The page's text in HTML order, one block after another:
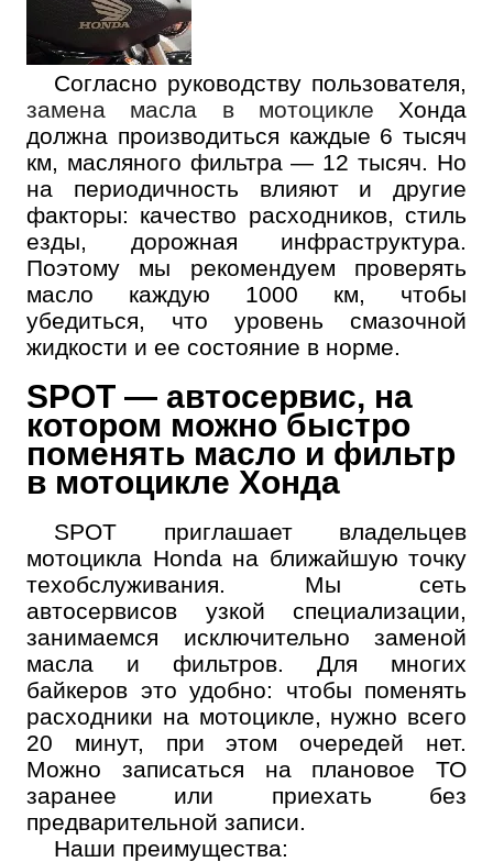
Согласно руководству пользователя,
замена масла в мотоцикле Хонда
должна производиться каждые 6 тысяч
км, масляного фильтра — 12 тысяч. Но
на периодичность влияют и другие
факторы: качество расходников, стиль
езды, дорожная инфраструктура.
Поэтому мы рекомендуем проверять
масло каждую 1000 км, чтобы
убедиться, что уровень смазочной
жидкости и ее состояние в норме.
SPOT — автосервис, на
котором можно быстро
поменять масло и фильтр
в мотоцикле Хонда
SPOT приглашает владельцев
мотоцикла Honda на ближайшую точку
техобслуживания. Мы сеть
автосервисов узкой специализации,
занимаемся исключительно заменой
масла и фильтров. Для многих
байкеров это удобно: чтобы поменять
расходники на мотоцикле, нужно всего
20 минут, при этом очередей нет.
Можно записаться на плановое ТО
заранее или приехать без
предварительной записи.
Наши преимущества: